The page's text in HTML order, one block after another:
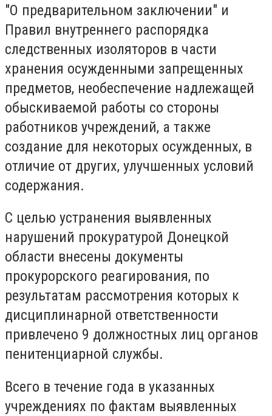
"О предварительном заключении" и
Правил внутреннего распорядка
следственных изоляторов в части
хранения осужденными запрещенных
предметов, необеспечение надлежащей
обыскиваемой работы со стороны
работников учреждений, а также
создание для некоторых осужденных, в
отличие от других, улучшенных условий
содержания.
С целью устранения выявленных
нарушений прокуратурой Донецкой
области внесены документы
прокурорского реагирования, по
результатам рассмотрения которых к
дисциплинарной ответственности
привлечено 9 должностных лиц органов
пенитенциарной службы.
Всего в течение года в указанных
учреждениях по фактам выявленных